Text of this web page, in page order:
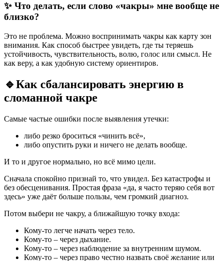
✨ Что делать, если слово «чакры» мне вообще не
близко?
Это не проблема. Можно воспринимать чакры как карту зон
внимания. Как способ быстрее увидеть, где ты теряешь
устойчивость, чувствительность, волю, голос или смысл. Не
как веру, а как удобную систему ориентиров.
🔹Как сбалансировать энергию в
сломанной чакре
Самые частые ошибки после выявления утечки:
либо резко броситься «чинить всё»,
либо опустить руки и ничего не делать вообще.
И то и другое нормально, но всё мимо цели.
Сначала спокойно признай то, что увидел. Без катастрофы и
без обесценивания. Простая фраза «да, я часто теряю себя вот
здесь» уже даёт больше пользы, чем громкий диагноз.
Потом выбери не чакру, а ближайшую точку входа:
Кому-то легче начать через тело.
Кому-то – через дыхание.
Кому-то – через наблюдение за внутренним шумом.
Кому-то – через право честно назвать своё желание или